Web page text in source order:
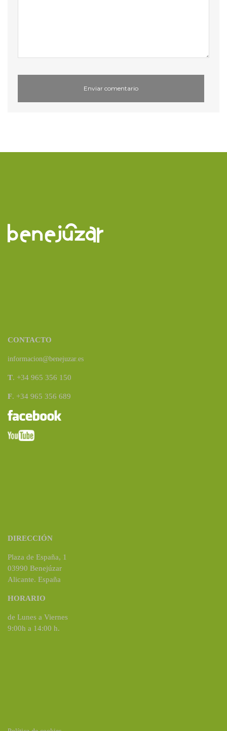
CONTACTO
informacion@benejuzar.es
T. +34 965 356 150
F. +34 965 356 689
DIRECCIÓN
Plaza de España, 1
03990 Benejúzar
Alicante. España
HORARIO
de Lunes a Viernes
9:00h a 14:00 h.